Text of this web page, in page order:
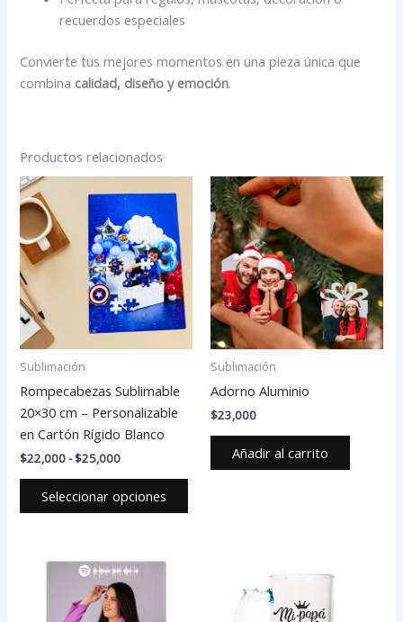
recuerdos especiales
Convierte tus mejores momentos en una pieza única que
combina calidad, diseño y emoción.
Productos relacionados
Sublimación
Rompecabezas Sublimable
20×30 cm – Personalizable
en Cartón Rígido Blanco
$22,000-$25,000
de
precios:
desde
$22,000
hasta
$25,000
Seleccionar opciones
Este
producto
tiene
múltiples
variantes.
opciones
puedenSublimación
Adorno Aluminio
$23,000
Añadir al carrito